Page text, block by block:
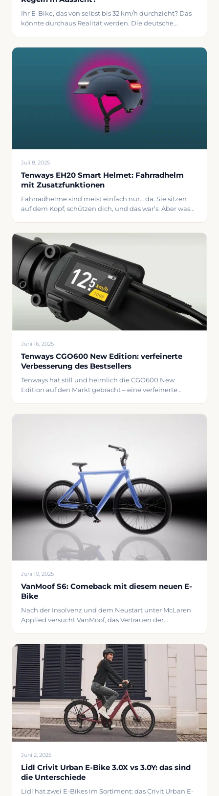
Ihr E-Bike, das von selbst bis 32 km/h durchzieht? Das
könnte durchaus Realität werden. Die deutsche
ist es eine bekannte Geschichte: Man tritt kräftig in die
Pedale und genau in dem Moment, in dem man 25
km/h erreicht, fällt der Motor
Juli 8, 2025
Tenways EH20 Smart Helmet: Fahrradhelm
mit Zusatzfunktionen
Fahrradhelme sind meist einfach nur… da. Sie sitzen
auf dem Kopf, schützen dich, und das war’s. Aber was
Verkehrsteilnehmern zeigt, wo du hinwillst? Genau das
versucht Tenways mit ihrem neuen EH20 Smart
Helmet. Was kann der Tenways EH20 alles? Der EH20
ist eigentlich
Juni 16, 2025
Tenways CGO600 New Edition: verfeinerte
Verbesserung des Bestsellers
Tenways hat still und heimlich die CGO600 New
Edition auf den Markt gebracht – eine verfeinerte
Juni 10, 2025
VanMoof S6: Comeback mit diesem neuen E-
Bike
Nach der Insolvenz und dem Neustart unter McLaren
Applied versucht VanMoof, das Vertrauen der
verfolgt hat, war ich gespannt, ob dieses neue E-Bike
mehr ist als nur eine aufpolierte Version früherer
Modelle. Die S6-Serie behält den erkennbaren
minimalistischen Rahmen bei, der VanMoof so
Juni 2, 2025
Lidl Crivit Urban E-Bike 3.0X vs 3.0Y: das sind
die Unterschiede
Lidl hat zwei E-Bikes im Sortiment: das Crivit Urban E-